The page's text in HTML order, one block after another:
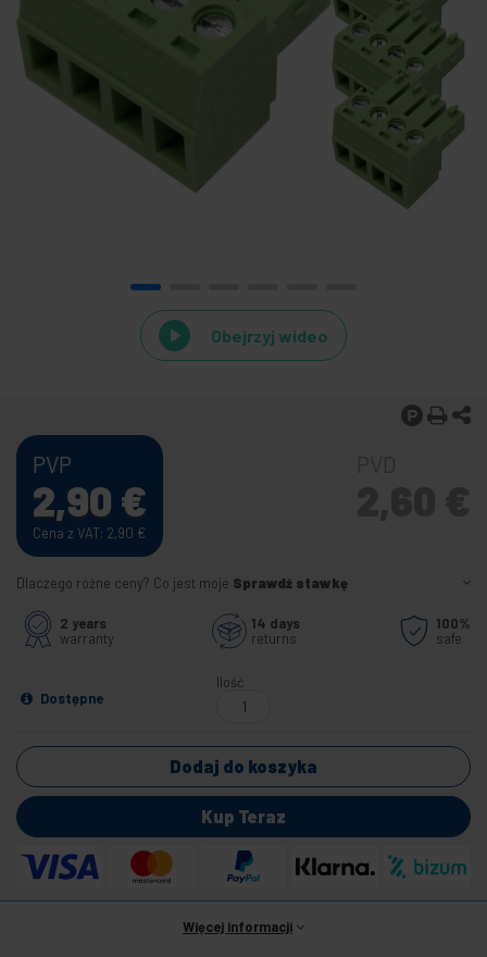
Obejrzyj wideo
PVP
2,90 €
Cena z VAT: 2,90 €
Dlaczego różne ceny? Co jest moje Sprawdź stawkę
2 years
warranty
14 days
returns
100%
safe
Dostępne
Ilość
Dodaj do koszyka
Kup Teraz
Więcej informacji